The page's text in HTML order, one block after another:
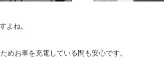
よね。
めお車を充電している間も安心です。